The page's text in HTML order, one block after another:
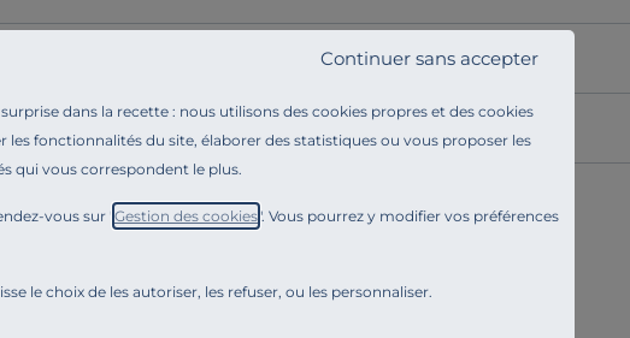
dans la recette : nous utilisons des cookies propres et des cookies
les fonctionnalités du site, élaborer des statistiques ou vous proposer les
qui vous correspondent le plus.
vous sur "Gestion des cookies". Vous pourrez y modifier vos préférences
le choix de les autoriser, les refuser, ou les personnaliser.
Continuer sans accepter
Montage et conseils d'entretien
Ajouter au comparateur